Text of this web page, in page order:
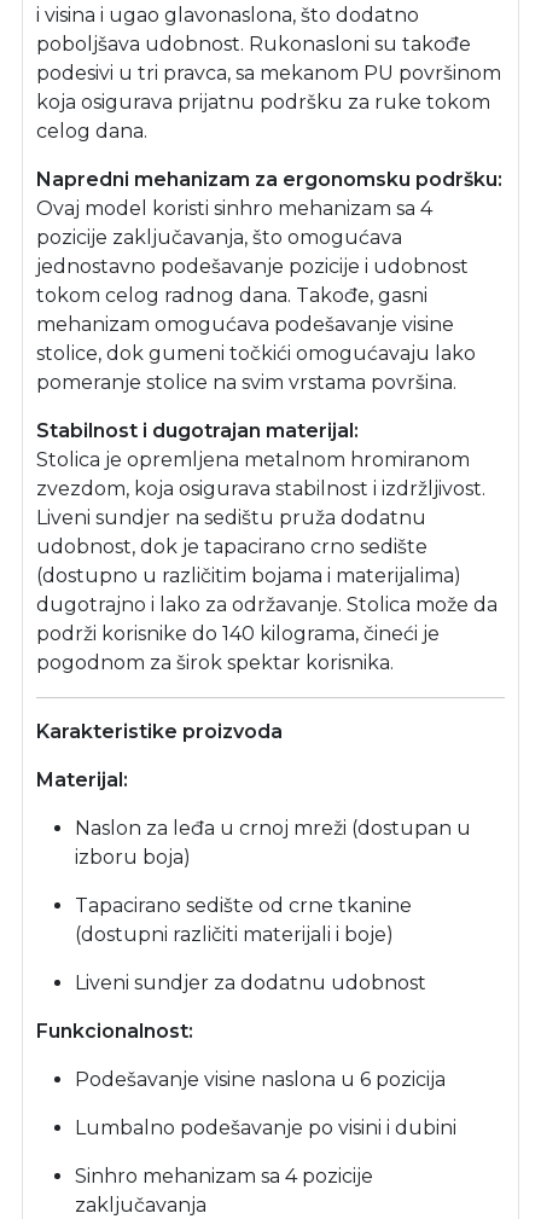
i visina i ugao glavonaslona, što dodatno
poboljšava udobnost. Rukonasloni su takođe
podesivi u tri pravca, sa mekanom PU površinom
koja osigurava prijatnu podršku za ruke tokom
celog dana.
Napredni mehanizam za ergonomsku podršku:
Ovaj model koristi sinhro mehanizam sa 4
pozicije zaključavanja, što omogućava
jednostavno podešavanje pozicije i udobnost
tokom celog radnog dana. Takođe, gasni
mehanizam omogućava podešavanje visine
stolice, dok gumeni točkići omogućavaju lako
pomeranje stolice na svim vrstama površina.
Stabilnost i dugotrajan materijal:
Stolica je opremljena metalnom hromiranom
zvezdom, koja osigurava stabilnost i izdržljivost.
Liveni sundjer na sedištu pruža dodatnu
udobnost, dok je tapacirano crno sedište
(dostupno u različitim bojama i materijalima)
dugotrajno i lako za održavanje. Stolica može da
podrži korisnike do 140 kilograma, čineći je
pogodnom za širok spektar korisnika.
Karakteristike proizvoda
Materijal:
Naslon za leđa u crnoj mreži (dostupan u
izboru boja)
Tapacirano sedište od crne tkanine
(dostupni različiti materijali i boje)
Liveni sundjer za dodatnu udobnost
Funkcionalnost:
Podešavanje visine naslona u 6 pozicija
Lumbalno podešavanje po visini i dubini
Sinhro mehanizam sa 4 pozicije
zaključavanja